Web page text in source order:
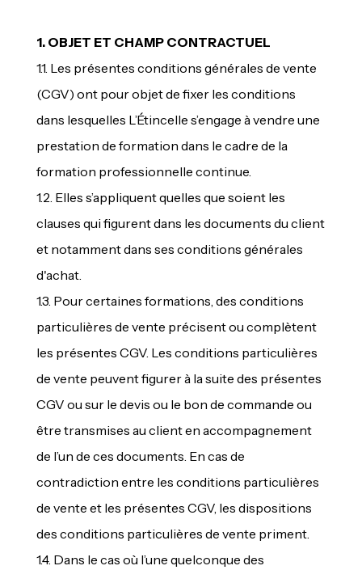
1. OBJET ET CHAMP CONTRACTUEL
1.1. Les présentes conditions générales de vente
(CGV) ont pour objet de fixer les conditions
dans lesquelles L’Étincelle s’engage à vendre une
prestation de formation dans le cadre de la
formation professionnelle continue.
1.2. Elles s’appliquent quelles que soient les
clauses qui figurent dans les documents du client
et notamment dans ses conditions générales
d'achat.
1.3. Pour certaines formations, des conditions
particulières de vente précisent ou complètent
les présentes CGV. Les conditions particulières
de vente peuvent figurer à la suite des présentes
CGV ou sur le devis ou le bon de commande ou
être transmises au client en accompagnement
de l’un de ces documents. En cas de
contradiction entre les conditions particulières
de vente et les présentes CGV, les dispositions
des conditions particulières de vente priment.
1.4. Dans le cas où l’une quelconque des